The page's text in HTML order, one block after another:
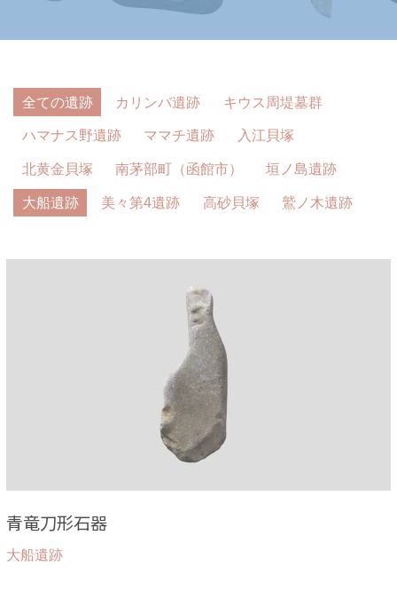
全ての遺跡 カリンバ遺跡 キウス周堤墓群
ハマナス野遺跡 ママチ遺跡 入江貝塚
北黄金貝塚 南茅部町（函館市） 垣ノ島遺跡
大船遺跡 美々第4遺跡 高砂貝塚 鷲ノ木遺跡
青竜刀形石器
大船遺跡